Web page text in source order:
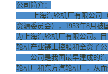
公司简介：
上海汽轮机厂有限公司
资源委员会），1953年8月被
为上海汽轮机厂有限公司。
轮机产业链上控股和全资子公
公司是我国最早建成的汽
轮机厂和东方汽轮机厂，从